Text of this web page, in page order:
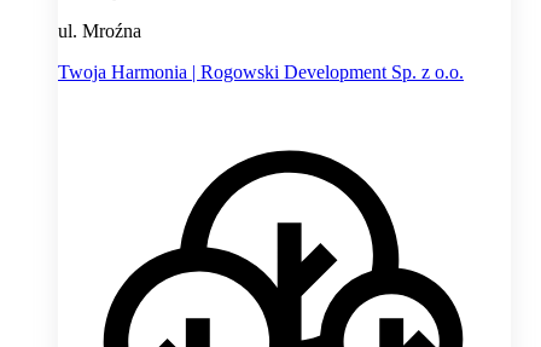
ul. Mroźna
Twoja Harmonia | Rogowski Development Sp. z o.o.